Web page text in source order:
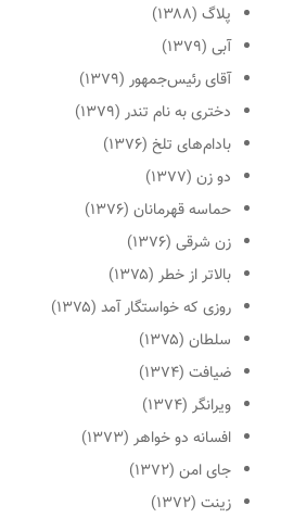
پلاگ (۱۳۸۸)
آبی (۱۳۷۹)
آقای رئیس‌جمهور (۱۳۷۹)
دختری به نام تندر (۱۳۷۹)
بادام‌های تلخ (۱۳۷۶)
دو زن (۱۳۷۷)
حماسه قهرمانان (۱۳۷۶)
زن شرقی (۱۳۷۶)
بالاتر از خطر (۱۳۷۵)
روزی که خواستگار آمد (۱۳۷۵)
سلطان (۱۳۷۵)
ضیافت (۱۳۷۴)
ویرانگر (۱۳۷۴)
افسانه دو خواهر (۱۳۷۳)
جای امن (۱۳۷۲)
زینت (۱۳۷۲)